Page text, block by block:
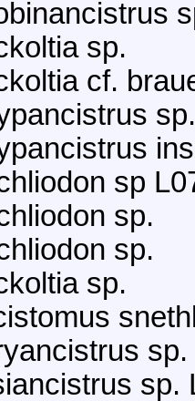
sp.
cf.
sp
sp.
sp.
sp.
sp.
sp.